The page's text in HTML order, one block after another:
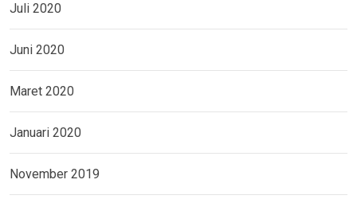
Juli 2020
Juni 2020
Maret 2020
Januari 2020
November 2019